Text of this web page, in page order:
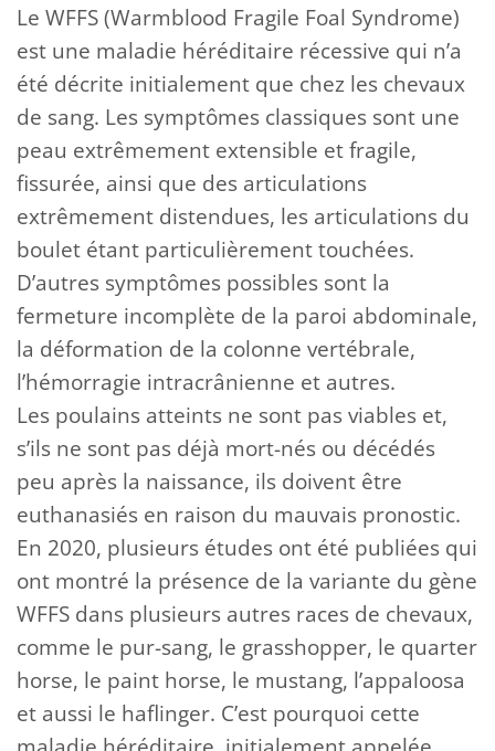
Le WFFS (Warmblood Fragile Foal Syndrome)
est une maladie héréditaire récessive qui n’a
été décrite initialement que chez les chevaux
de sang. Les symptômes classiques sont une
peau extrêmement extensible et fragile,
fissurée, ainsi que des articulations
extrêmement distendues, les articulations du
boulet étant particulièrement touchées.
D’autres symptômes possibles sont la
fermeture incomplète de la paroi abdominale,
la déformation de la colonne vertébrale,
l’hémorragie intracrânienne et autres.
Les poulains atteints ne sont pas viables et,
s’ils ne sont pas déjà mort-nés ou décédés
peu après la naissance, ils doivent être
euthanasiés en raison du mauvais pronostic.
En 2020, plusieurs études ont été publiées qui
ont montré la présence de la variante du gène
WFFS dans plusieurs autres races de chevaux,
comme le pur-sang, le grasshopper, le quarter
horse, le paint horse, le mustang, l’appaloosa
et aussi le haflinger. C’est pourquoi cette